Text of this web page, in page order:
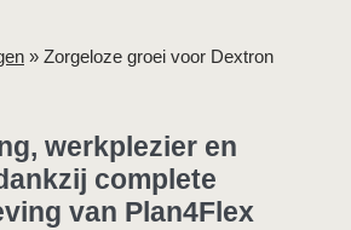
» Zorgeloze groei voor Dextron
werkplezier en
complete
van Plan4Flex